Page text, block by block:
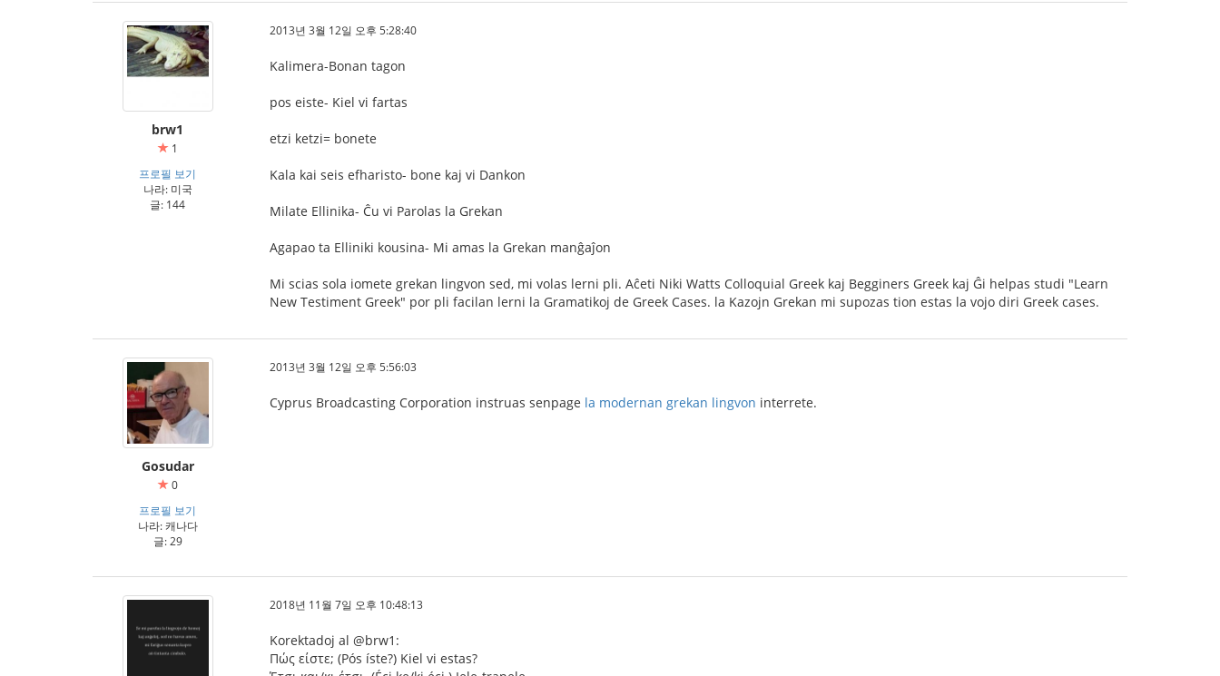
brw1
1
프로필 보기
나라: 미국
글: 144
2013년 3월 12일 오후 5:28:40
Kalimera-Bonan tagon
pos eiste- Kiel vi fartas
etzi ketzi= bonete
Kala kai seis efharisto- bone kaj vi Dankon
Milate Ellinika- Ĉu vi Parolas la Grekan
Agapao ta Elliniki kousina- Mi amas la Grekan manĝaĵon
Mi scias sola iomete grekan lingvon sed, mi volas lerni pli. Aĉeti Niki Watts Colloquial Greek kaj Begginers Greek kaj Ĝi helpas studi "Learn
New Testiment Greek" por pli facilan lerni la Gramatikoj de Greek Cases. la Kazojn Grekan mi supozas tion estas la vojo diri Greek cases.
Gosudar
0
프로필 보기
나라: 캐나다
글: 29
2013년 3월 12일 오후 5:56:03
Cyprus Broadcasting Corporation instruas senpage la modernan grekan lingvon interrete.
2018년 11월 7일 오후 10:48:13
Korektadoj al @brw1:
Πώς είστε; (Pós íste?) Kiel vi estas?